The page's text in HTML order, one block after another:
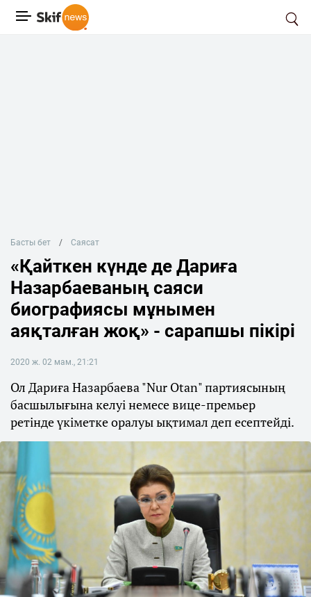
Басты бет Саясат
«Қайткен күнде де Дариға
Назарбаеваның саяси
биографиясы мұнымен
аяқталған жоқ» - сарапшы пікірі
2020 ж. 02 мам., 21:21
Ол Дариға Назарбаева "Nur Otan" партиясының
басшылығына келуі немесе вице-премьер
ретінде үкіметке оралуы ықтимал деп есептейді.